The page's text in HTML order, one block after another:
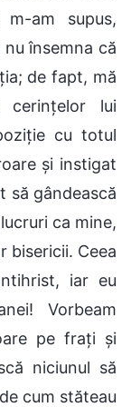
am supus,
însemna că
de fapt, mă
cerințelor lui
cu totul
și instigat
să gândească
ca mine,
bisericii. Ceea
iar eu
Vorbeam
pe frați și
niciunul să
cum stăteau